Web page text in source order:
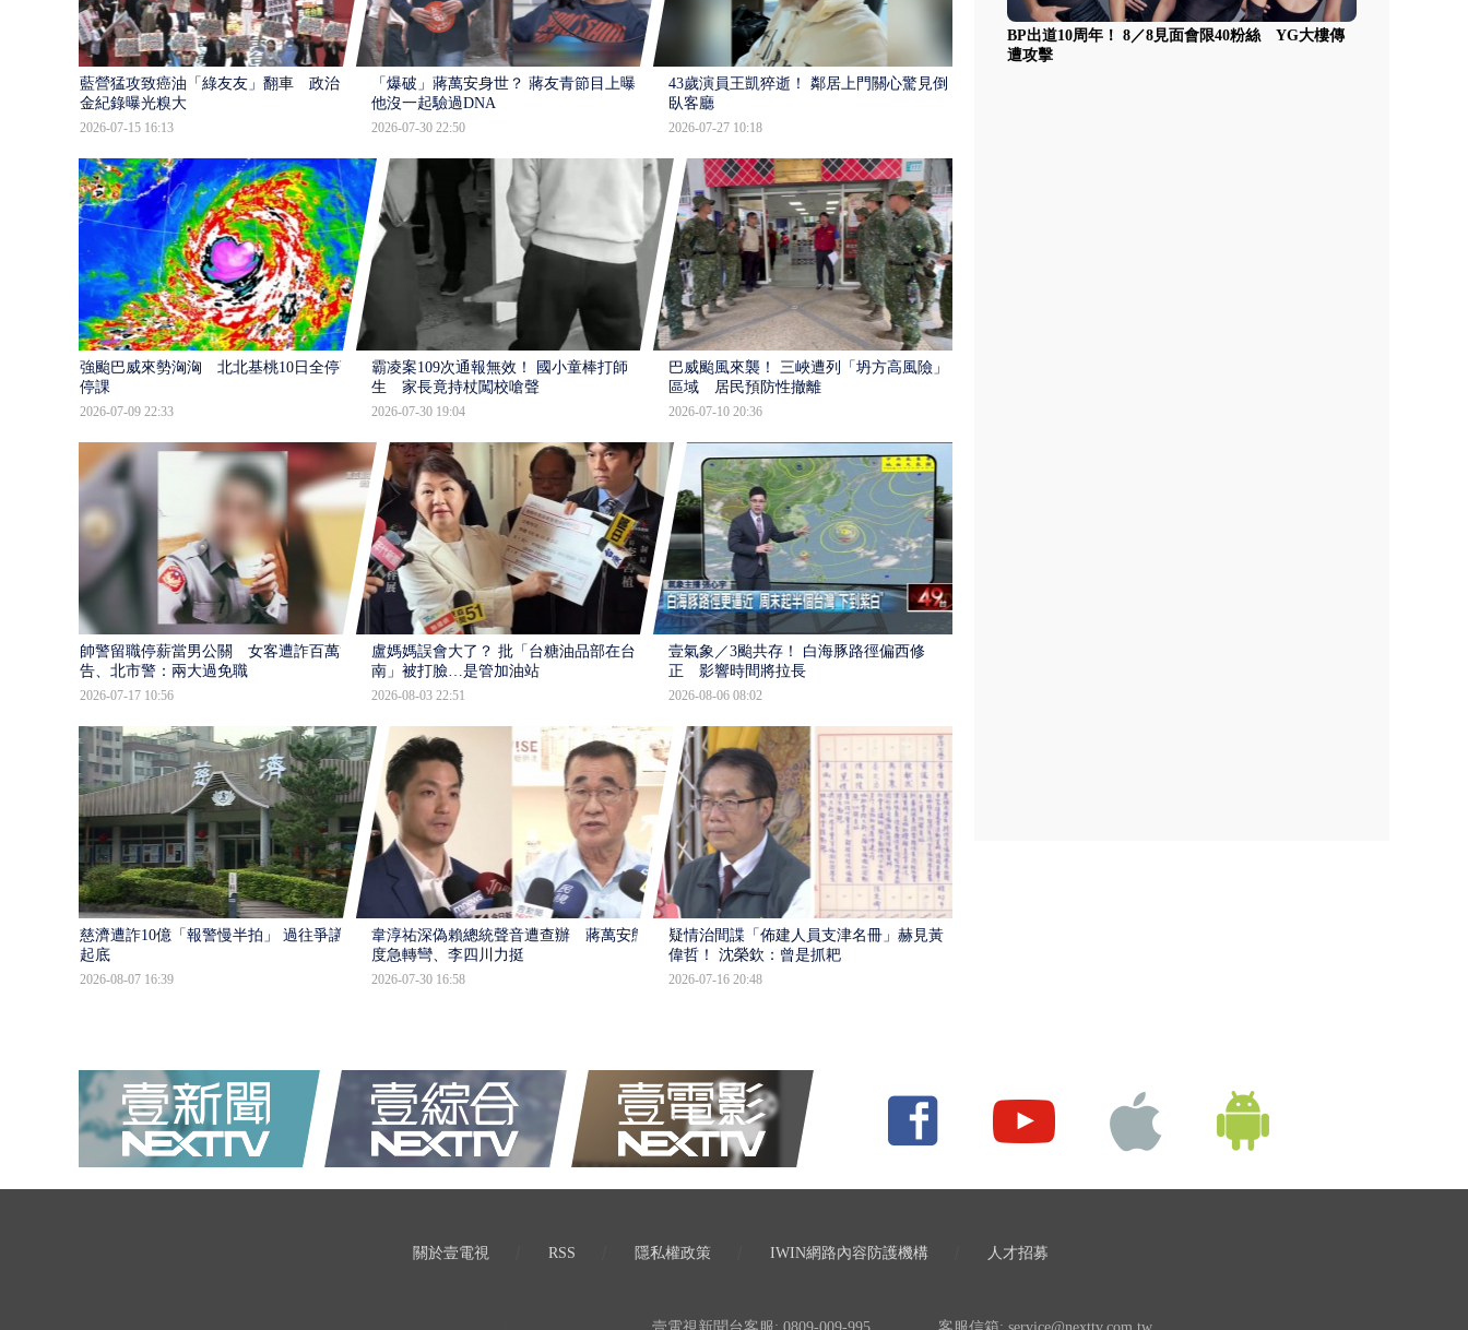
藍營猛攻致癌油「綠友友」翻車 政治獻
金紀錄曝光糗大
2026-07-15 16:13
「爆破」蔣萬安身世？ 蔣友青節目上曝：
他沒一起驗過DNA
2026-07-30 22:50
43歲演員王凱猝逝！ 鄰居上門關心驚見倒
臥客廳
2026-07-27 10:18
強颱巴威來勢洶洶 北北基桃10日全停班
停課
2026-07-09 22:33
霸凌案109次通報無效！ 國小童棒打師
生 家長竟持杖闖校嗆聲
2026-07-30 19:04
巴威颱風來襲！ 三峽遭列「坍方高風險」
區域 居民預防性撤離
2026-07-10 20:36
帥警留職停薪當男公關 女客遭詐百萬提
告、北市警：兩大過免職
2026-07-17 10:56
盧媽媽誤會大了？ 批「台糖油品部在台
南」被打臉…是管加油站
2026-08-03 22:51
壹氣象／3颱共存！ 白海豚路徑偏西修
正 影響時間將拉長
2026-08-06 08:02
慈濟遭詐10億「報警慢半拍」 過往爭議遭
起底
2026-08-07 16:39
韋淳祐深偽賴總統聲音遭查辦 蔣萬安態
度急轉彎、李四川力挺
2026-07-30 16:58
疑情治間諜「佈建人員支津名冊」赫見黃
偉哲！ 沈榮欽：曾是抓耙
2026-07-16 20:48
BP出道10周年！ 8／8見面會限40粉絲 YG大樓傳
遭攻擊
關於壹電視 RSS 隱私權政策 IWIN網路內容防護機構 人才招募